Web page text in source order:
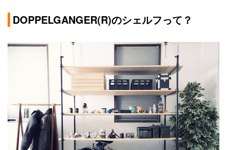
DOPPELGANGER(R)のシェルフって？